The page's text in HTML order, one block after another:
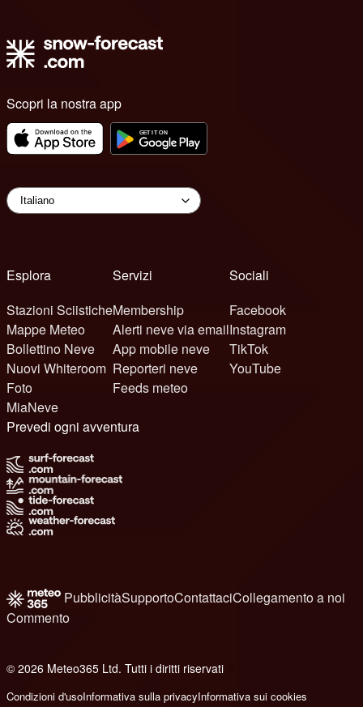
Scopri la nostra app
Esplora
Stazioni Sciistiche
Mappe Meteo
Bollettino Neve
Nuovi Whiteroom
Foto
MiaNeve
Servizi
Membership
Alerti neve via email
App mobile neve
Reporteri neve
Feeds meteo
Sociali
Facebook
Instagram
TikTok
YouTube
Prevedi ogni avventura
PubblicitàSupportoContattaciCollegamento a noi
Commento
© 2026 Meteo365 Ltd. Tutti i diritti riservati
Condizioni d'usoInformativa sulla privacyInformativa sui cookies